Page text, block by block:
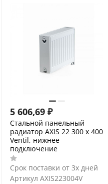
5 606,69 ₽
Стальной панельный
радиатор AXIS 22 300 x 400
Ventil, нижнее
подключение
Срок поставки от 3х дней
Артикул AXIS223004V